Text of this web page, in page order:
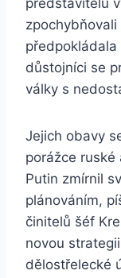
představitelů
předpokládala
důstojníci se
války s
Jejich obavy
porážce ruské
Putin zmírnil
plánováním,
činitelů šéf
novou
dělostřelecké